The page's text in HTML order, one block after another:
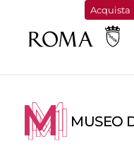
Acquista
MUSEO